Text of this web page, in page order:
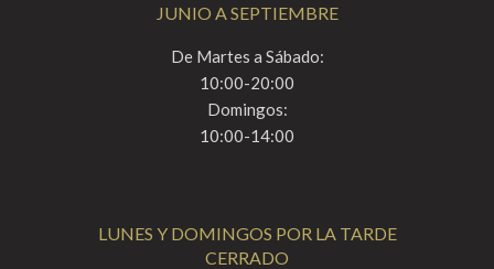
JUNIO A SEPTIEMBRE
De Martes a Sábado:
10:00-20:00
Domingos:
10:00-14:00
LUNES Y DOMINGOS POR LA TARDE
CERRADO